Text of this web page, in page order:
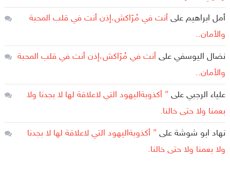
أمل ابراهيمعلى أنت في مُرّاكش،إذن أنت في قلب المحبة
والأمان..
نضال اليوسفيعلى أنت في مُرّاكش،إذن أنت في قلب المحبة
والأمان..
علياء الرجبيعلى ” أكذوبةاليهود التي لاعلاقة لها لا بجدنا ولا
بعمنا ولا حتى خالنا.
نهاد ابو شوشةعلى ” أكذوبةاليهود التي لاعلاقة لها لا بجدنا
ولا بعمنا ولا حتى خالنا.